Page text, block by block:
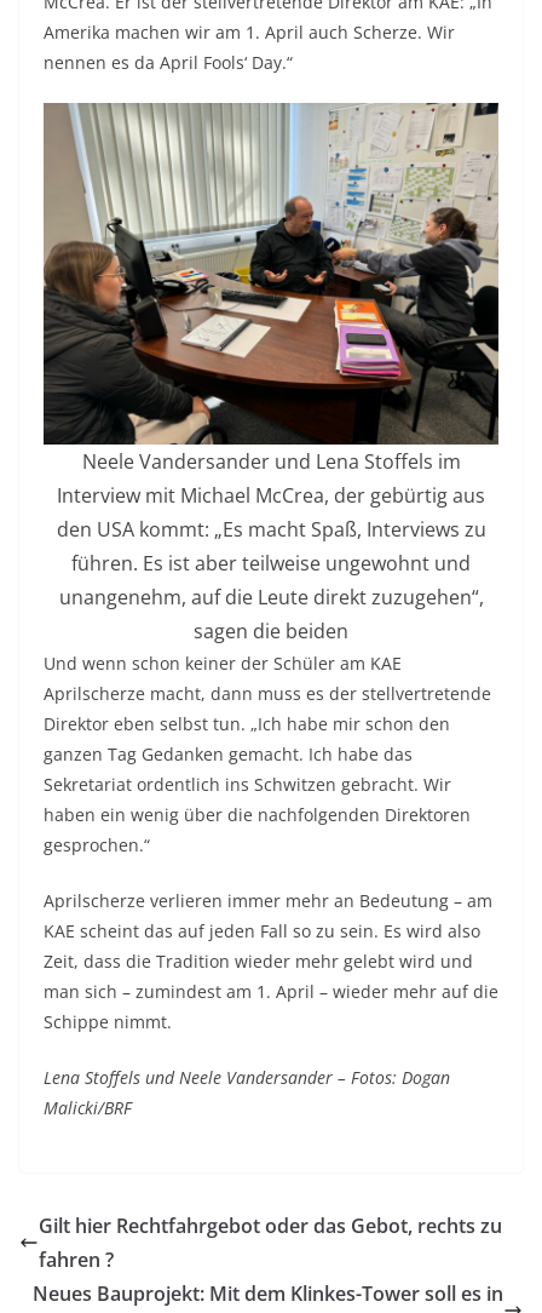
Amerika machen wir am 1. April auch Scherze. Wir
nennen es da April Fools‘ Day.“
Neele Vandersander und Lena Stoffels im
Interview mit Michael McCrea, der gebürtig aus
den USA kommt: „Es macht Spaß, Interviews zu
führen. Es ist aber teilweise ungewohnt und
unangenehm, auf die Leute direkt zuzugehen“,
sagen die beiden
Und wenn schon keiner der Schüler am KAE
Aprilscherze macht, dann muss es der stellvertretende
Direktor eben selbst tun. „Ich habe mir schon den
ganzen Tag Gedanken gemacht. Ich habe das
Sekretariat ordentlich ins Schwitzen gebracht. Wir
haben ein wenig über die nachfolgenden Direktoren
gesprochen.“
Aprilscherze verlieren immer mehr an Bedeutung – am
KAE scheint das auf jeden Fall so zu sein. Es wird also
Zeit, dass die Tradition wieder mehr gelebt wird und
man sich – zumindest am 1. April – wieder mehr auf die
Schippe nimmt.
Lena Stoffels und Neele Vandersander – Fotos: Dogan
Malicki/BRF
Gilt hier Rechtfahrgebot oder das Gebot, rechts zu
fahren ?
Neues Bauprojekt: Mit dem Klinkes-Tower soll es in